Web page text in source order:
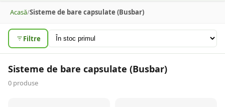
Acasă/Sisteme de bare capsulate (Busbar)
Filtre
Sisteme de bare capsulate (Busbar)
0 produse